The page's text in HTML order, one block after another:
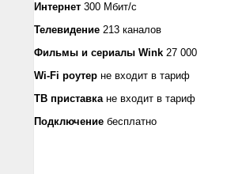
Интернет 300 Мбит/с
Телевидение 213 каналов
Фильмы и сериалы Wink 27 000
Wi-Fi роутер не входит в тариф
ТВ приставкане входит в тариф
Подключение бесплатно